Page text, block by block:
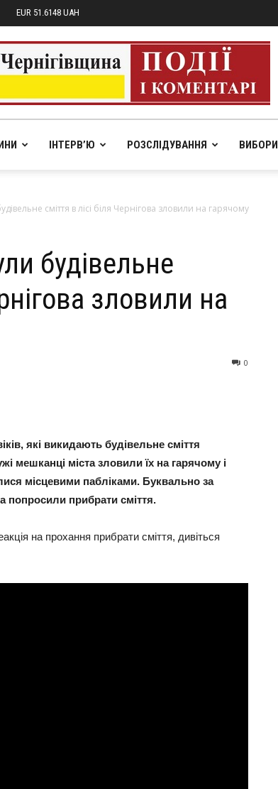
EUR 51.6148 UAH
pik.in.ua
ІНТЕРВ’Ю РОЗСЛІДУВАННЯ ВИБОРИ
сміття в лісі біля Чернігова зловили на гарячому
будівельне
зловили на
0
які викидають будівельне сміття
мешканці міста зловили їх на гарячому і
місцевими пабліками. Буквально за
попросили прибрати сміття.
на прохання прибрати сміття, дивіться